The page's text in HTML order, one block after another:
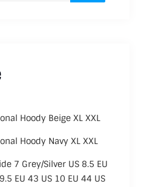
Hoody Beige XL XXL
Hoody Navy XL XXL
7 Grey/Silver US 8.5 EU
EU 43 US 10 EU 44 US